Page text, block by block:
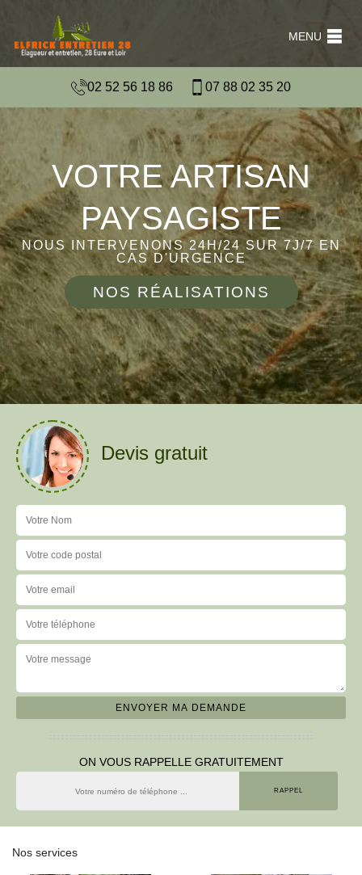
MENU
02 52 56 18 86 07 88 02 35 20
VOTRE ARTISAN
PAYSAGISTE
NOUS INTERVENONS 24H/24 SUR 7J/7 EN
CAS D'URGENCE
NOS RÉALISATIONS
Devis gratuit
ON VOUS RAPPELLE GRATUITEMENT
Nos services